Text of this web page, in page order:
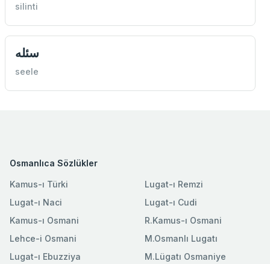
silinti
سئله
seele
Osmanlıca Sözlükler
Kamus-ı Türki
Lugat-ı Naci
Kamus-ı Osmani
Lehce-i Osmani
Lugat-ı Ebuzziya
Lugat-ı Remzi
Lugat-ı Cudi
R.Kamus-ı Osmani
M.Osmanlı Lugatı
M.Lügatı Osmaniye